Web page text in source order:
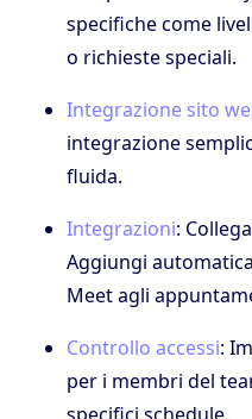
specifiche come
o richieste speciali.
Integrazione sito
integrazione
fluida.
Integrazioni:
Aggiungi
Meet agli
Controllo accessi:
per i membri del